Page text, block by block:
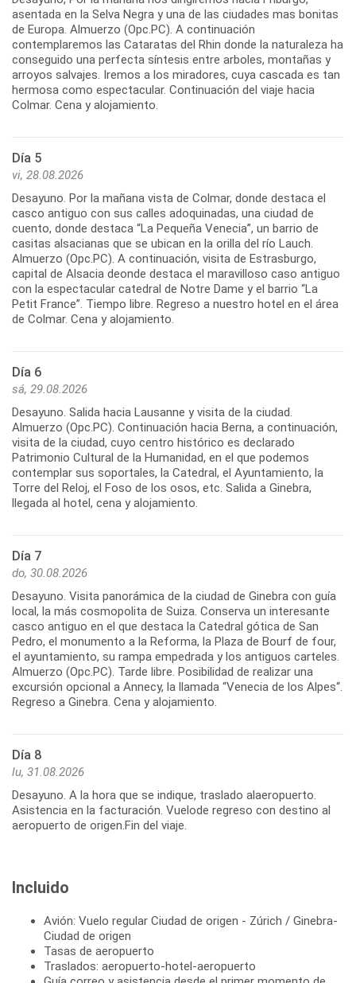
asentada en la Selva Negra y una de las ciudades mas bonitas
de Europa. Almuerzo (Opc.PC). A continuación
contemplaremos las Cataratas del Rhin donde la naturaleza ha
conseguido una perfecta síntesis entre arboles, montañas y
arroyos salvajes. Iremos a los miradores, cuya cascada es tan
hermosa como espectacular. Continuación del viaje hacia
Colmar. Cena y alojamiento.
Día 5
vi, 28.08.2026
Desayuno. Por la mañana vista de Colmar, donde destaca el
casco antiguo con sus calles adoquinadas, una ciudad de
cuento, donde destaca “La Pequeña Venecia”, un barrio de
casitas alsacianas que se ubican en la orilla del río Lauch.
Almuerzo (Opc.PC). A continuación, visita de Estrasburgo,
capital de Alsacia deonde destaca el maravilloso caso antiguo
con la espectacular catedral de Notre Dame y el barrio “La
Petit France”. Tiempo libre. Regreso a nuestro hotel en el área
de Colmar. Cena y alojamiento.
Día 6
sá, 29.08.2026
Desayuno. Salida hacia Lausanne y visita de la ciudad.
Almuerzo (Opc.PC). Continuación hacia Berna, a continuación,
visita de la ciudad, cuyo centro histórico es declarado
Patrimonio Cultural de la Humanidad, en el que podemos
contemplar sus soportales, la Catedral, el Ayuntamiento, la
Torre del Reloj, el Foso de los osos, etc. Salida a Ginebra,
llegada al hotel, cena y alojamiento.
Día 7
do, 30.08.2026
Desayuno. Visita panorámica de la ciudad de Ginebra con guía
local, la más cosmopolita de Suiza. Conserva un interesante
casco antiguo en el que destaca la Catedral gótica de San
Pedro, el monumento a la Reforma, la Plaza de Bourf de four,
el ayuntamiento, su rampa empedrada y los antiguos carteles.
Almuerzo (Opc.PC). Tarde libre. Posibilidad de realizar una
excursión opcional a Annecy, la llamada “Venecia de los Alpes“.
Regreso a Ginebra. Cena y alojamiento.
Día 8
lu, 31.08.2026
Desayuno. A la hora que se indique, traslado alaeropuerto.
Asistencia en la facturación. Vuelode regreso con destino al
aeropuerto de origen.Fin del viaje.
Incluido
Avión: Vuelo regular Ciudad de origen - Zúrich / Ginebra-
Ciudad de origen
Tasas de aeropuerto
Traslados: aeropuerto-hotel-aeropuerto